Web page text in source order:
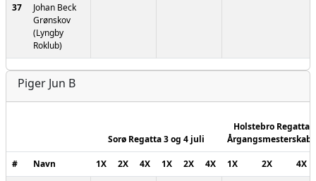
37
Johan Beck
Grønskov
(Lyngby
Roklub)
Piger Jun B
Sorø Regatta 3 og 4 juli
Holstebro Regatta -
# Navn 1X 2X 4X 1X 2X 4X 1X 2X 4X